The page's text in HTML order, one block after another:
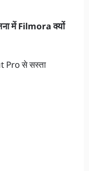
में Filmora क्यों
Pro से सस्ता